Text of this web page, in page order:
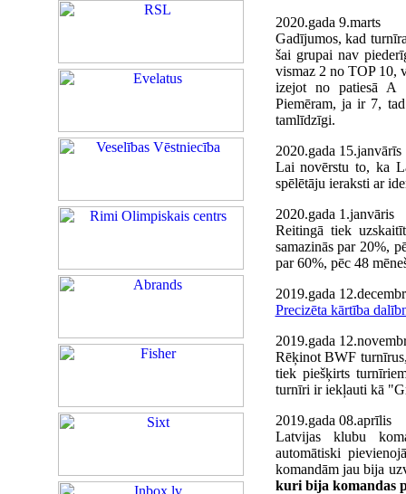
2020.gada 9.marts
Gadījumos, kad
šai grupai nav
vismaz 2 no TOP 10,
izejot no patiesā A
Piemēram, ja ir 7,
tamlīdzīgi.
2020.gada 15.janvārīs
Lai novērstu to, ka
spēlētāju ieraksti ar
2020.gada 1.janvāris
Reitingā tiek
samazinās par 20%,
par 60%, pēc 48
2019.gada
Precizēta kārtība
2019.gada
Rēķinot BWF
tiek piešķirts
turnīri ir iekļauti kā
2019.gada 08.aprīlis
Latvijas klubu
automātiski
komandām jau bija
kuri bija komandas